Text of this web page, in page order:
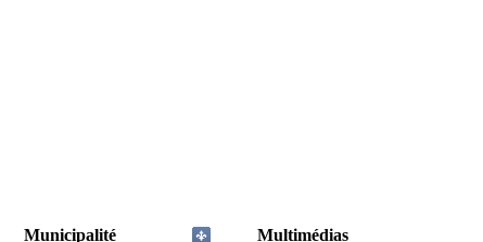
Municipalité
Multimédias